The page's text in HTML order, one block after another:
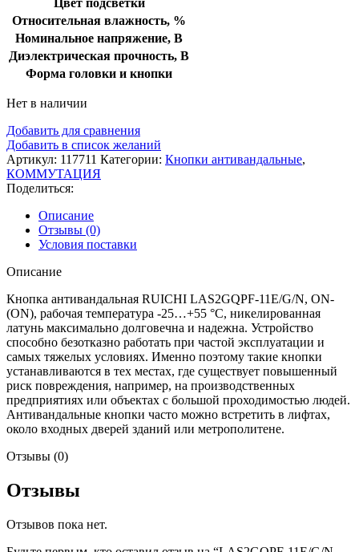
Относительная влажность, %
Номинальное напряжение, В
Диэлектрическая прочность, В
Форма головки и кнопки
Нет в наличии
Добавить для сравнения
Добавить в список желаний
Артикул: 117711 Категории: Кнопки антивандальные,
КОММУТАЦИЯ
Поделиться:
Описание
Отзывы (0)
Условия поставки
Описание
Кнопка антивандальная RUICHI LAS2GQPF-11E/G/N, ON-
(ON), рабочая температура -25…+55 °C, никелированная
латунь максимально долговечна и надежна. Устройство
способно безотказно работать при частой эксплуатации и
самых тяжелых условиях. Именно поэтому такие кнопки
устанавливаются в тех местах, где существует повышенный
риск повреждения, например, на производственных
предприятиях или объектах с большой проходимостью людей.
Антивандальные кнопки часто можно встретить в лифтах,
около входных дверей зданий или метрополитене.
Отзывы (0)
Отзывы
Отзывов пока нет.